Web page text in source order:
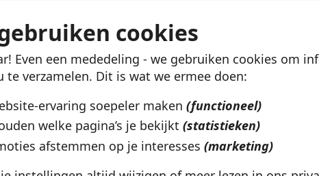
cookies
Even een mededeling - we gebruiken cookies om
te verzamelen. Dit is wat we ermee doen:
ervaring soepeler maken (functioneel)
welke pagina’s je bekijkt (statistieken)
afstemmen op je interesses (marketing)
soms op locatie werkt
die investeert in
vakmanschap serieus
krijg je een vaste